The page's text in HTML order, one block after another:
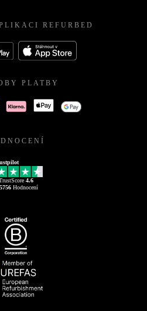
REFURBED
PLATBY
4.6
Hodnocení